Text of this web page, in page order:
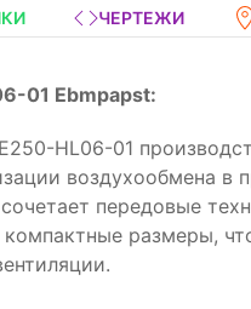
ЧЕРТЕЖИ
01 Ebmpapst:
HL06-01
воздухообмена в
передовые
размеры,